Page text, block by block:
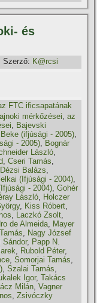
és
Szerző: K@rcsi
FTC ificsapatának
mérkőzései,az
, Bajevski
Beke (ifjúsági - 2005),
- 2005), Bognár
László,
,Cseri Tamás,
Dézsi Balázs,
(Ifjúsági - 2004),
- 2004),Gohér
László, Holczer
, Kiss Róbert,
, Laczkó Zsolt,
de Almeida, Mayer
, Nagy József
Sándor, Papp N.
, Rubold Péter,
,Somorjai Tamás,
,Szalai Tamás,
Igor,Takács
Milán,Vagner
,Zsivóczky